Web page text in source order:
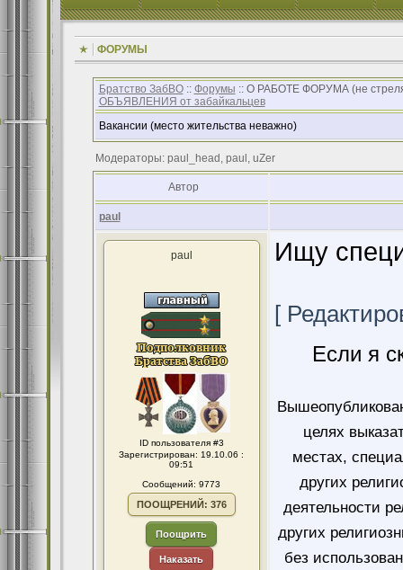
ФОРУМЫ
Братство ЗабВО:: Форумы :: О РАБОТЕ ФОРУМА (не
ОБЪЯВЛЕНИЯ от забайкальцев
Вакансии (место жительства неважно)
Модераторы: paul_head, paul, uZer
Автор
paul
paul
ID пользователя #3
Зарегистрирован: 19.10.06 :
09:51
Сообщений: 9773
ПООЩРЕНИЙ: 376
Поощрить
Наказать
Ищу
[
Если я
целях
местах,
других
деятельности
других
без